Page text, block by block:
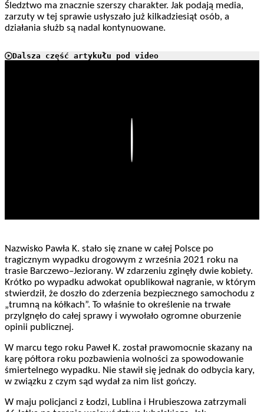
Śledztwo ma znacznie szerszy charakter. Jak podają media,
zarzuty w tej sprawie usłyszało już kilkadziesiąt osób, a
działania służb są nadal kontynuowane.
Dalsza część artykułu pod video
Nazwisko Pawła K. stało się znane w całej Polsce po
tragicznym wypadku drogowym z września 2021 roku na
trasie Barczewo–Jeziorany. W zdarzeniu zginęły dwie kobiety.
Krótko po wypadku adwokat opublikował nagranie, w którym
stwierdził, że doszło do zderzenia bezpiecznego samochodu z
„trumną na kółkach”. To właśnie to określenie na trwałe
przylgnęło do całej sprawy i wywołało ogromne oburzenie
opinii publicznej.
W marcu tego roku Paweł K. został prawomocnie skazany na
karę półtora roku pozbawienia wolności za spowodowanie
śmiertelnego wypadku. Nie stawił się jednak do odbycia kary,
w związku z czym sąd wydał za nim list gończy.
W maju policjanci z Łodzi, Lublina i Hrubieszowa zatrzymali